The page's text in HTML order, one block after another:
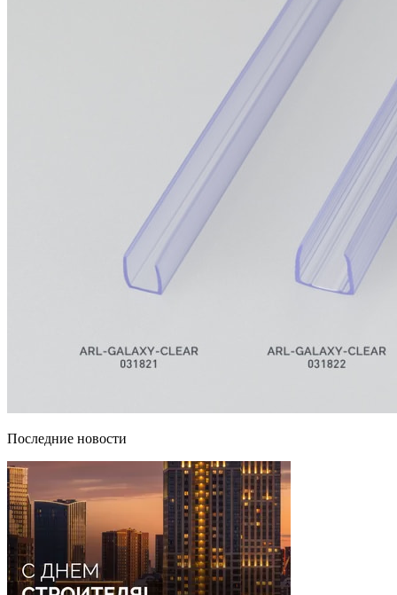
Последние новости